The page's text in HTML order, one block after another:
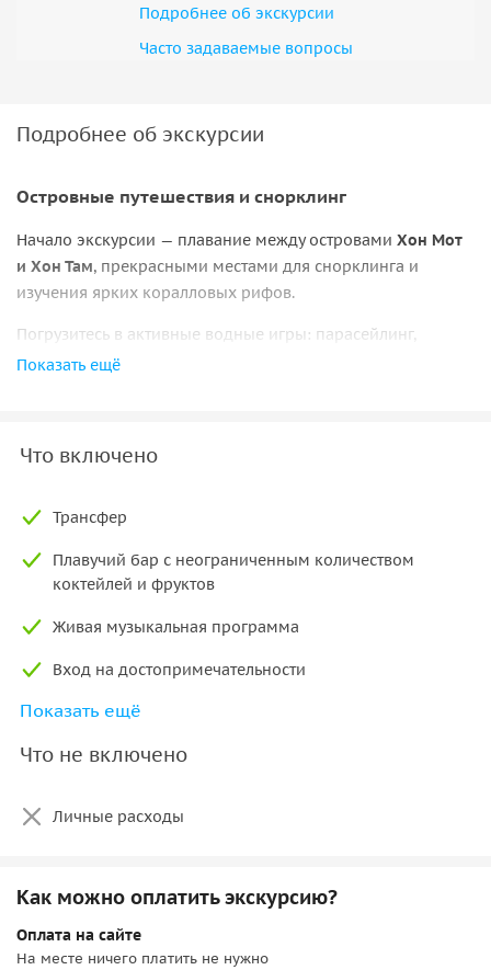
Подробнее об экскурсии
Часто задаваемые вопросы
Подробнее об экскурсии
Островные путешествия и снорклинг
Начало экскурсии — плавание между островами Хон Мот
и Хон Там, прекрасными местами для снорклинга и
изучения ярких коралловых рифов.
Погрузитесь в активные водные игры: парасейлинг,
гидроцикл и морская прогулка по дну океана. Затем —
Вечеринка на плавучем баре и отдых
неограниченными коктейлями и свежими фруктами,
живая музыка и шоу создадут незабываемую атмосферу. В
свободное время можно заняться каякингом, покататься
— отдых на пляже и возвращение в порт.
Показать ещё
Что включено
Трансфер
Плавучий бар с неограниченным количеством
коктейлей и фруктов
Живая музыкальная программа
Вход на достопримечательности
Обед
Поздний завтрак с домашней выпечкой, кофе и чаем
Пресный водный душ на лодке
Показать ещё
Что не включено
Личные расходы
Как можно оплатить экскурсию?
Оплата на сайте
На месте ничего платить не нужно